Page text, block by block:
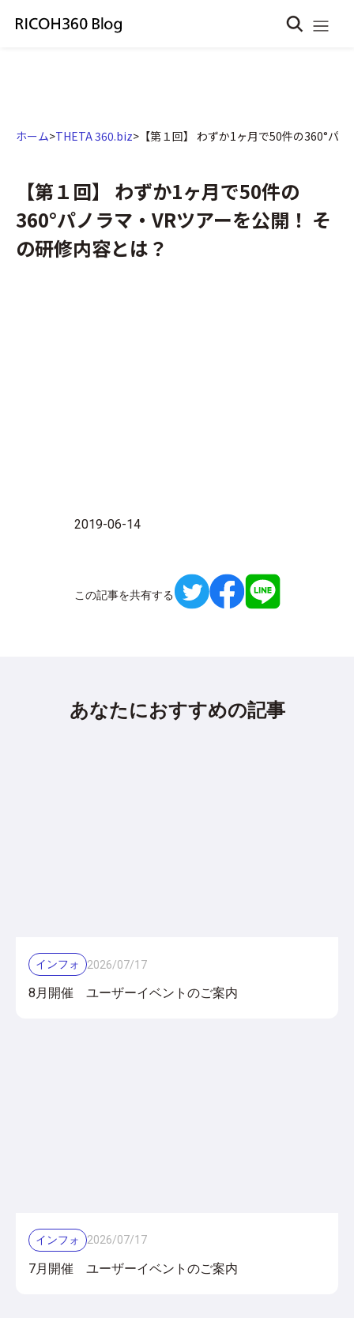
ホーム>THETA 360.biz> 【第１回】 わずか1ヶ月で50件の360°パ
【第１回】 わずか1ヶ月で50件の
360°パノラマ・VRツアーを公開！ そ
の研修内容とは？
2019-06-14
この記事を共有する
あなたにおすすめの記事
インフォ 2026/07/17
8月開催 ユーザーイベントのご案内
インフォ 2026/07/17
7月開催 ユーザーイベントのご案内